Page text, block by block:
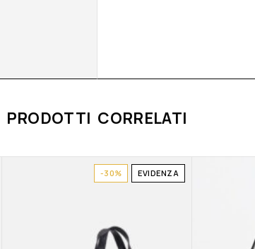
PRODOTTI CORRELATI
EVIDENZA
-30%